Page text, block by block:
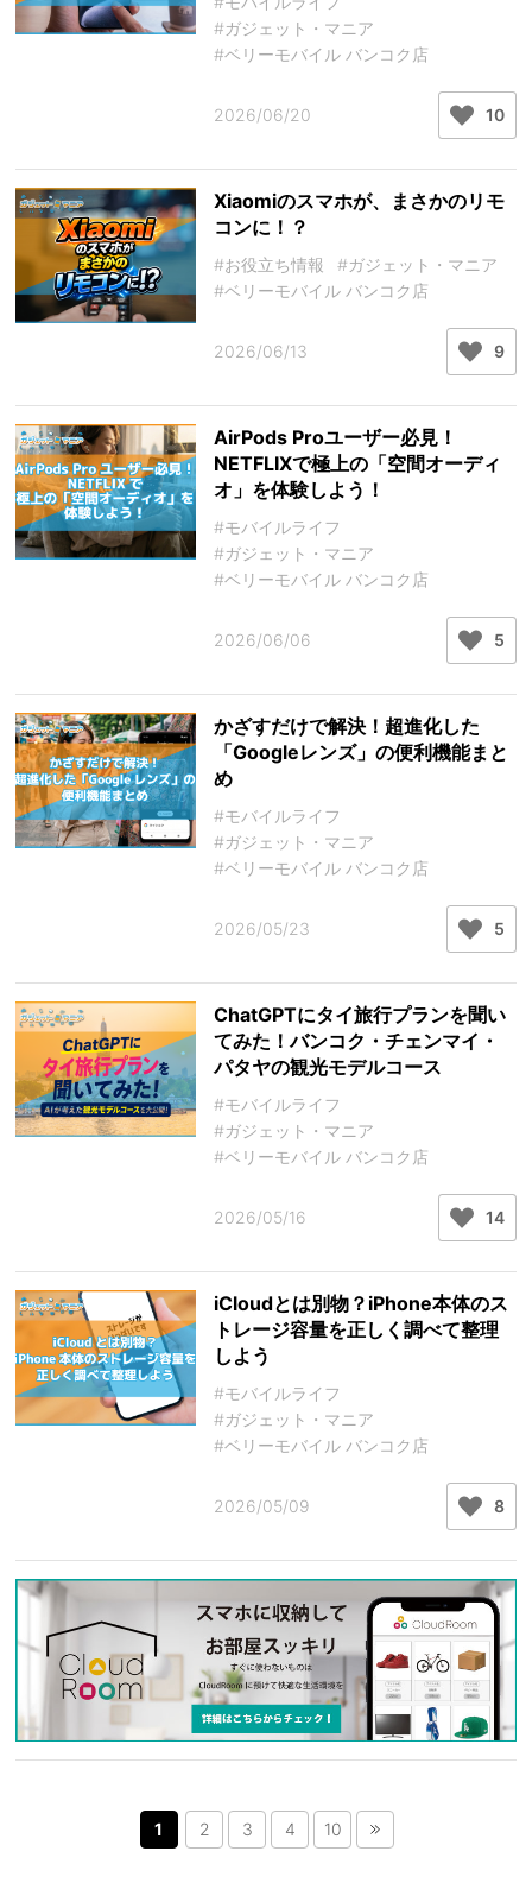
#ガジェット・マニア
#ベリーモバイル バンコク店
2026/06/20 10
Xiaomiのスマホが、まさかのリモ
コンに！？
#お役立ち情報
#ガジェット・マニア
#ベリーモバイル バンコク店
2026/06/13 9
AirPods Proユーザー必見！
NETFLIXで極上の「空間オーディ
オ」を体験しよう！
#モバイルライフ
#ガジェット・マニア
#ベリーモバイル バンコク店
2026/06/06 5
かざすだけで解決！超進化した
「Googleレンズ」の便利機能まと
め
#モバイルライフ
#ガジェット・マニア
#ベリーモバイル バンコク店
2026/05/23 5
ChatGPTにタイ旅行プランを聞い
てみた！バンコク・チェンマイ・
パタヤの観光モデルコース
#モバイルライフ
#ガジェット・マニア
#ベリーモバイル バンコク店
2026/05/16 14
iCloudとは別物？iPhone本体のス
トレージ容量を正しく調べて整理
しよう
#モバイルライフ
#ガジェット・マニア
#ベリーモバイル バンコク店
2026/05/09 8
1 2 3 4 10